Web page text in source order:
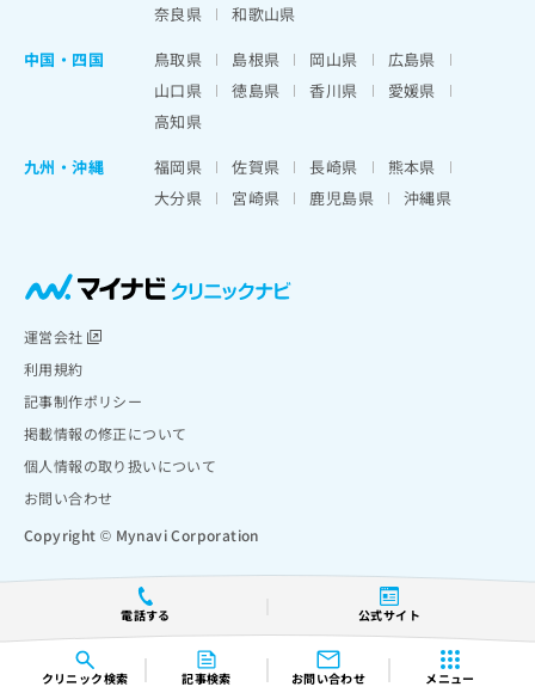
クリニック検索 記事検索 お問い合わせ メニュー
電話する 公式サイト
奈良県
和歌山県
中国・四国
鳥取県 島根県 岡山県
広島県
山口県
徳島県 香川県
愛媛県
高知県
九州・沖縄
福岡県 佐賀県 長崎県
熊本県
大分県
宮崎県 鹿児島県 沖縄県
運営会社
利用規約
記事制作ポリシー
掲載情報の修正について
個人情報の取り扱いについて
お問い合わせ
Copyright © Mynavi Corporation